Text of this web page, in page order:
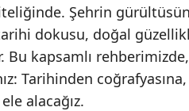
Şehrin
dokusu, doğal
Bu kapsamlı
Tarihinden
alacağız.